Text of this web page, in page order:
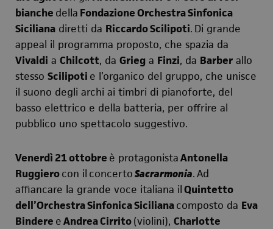
bianche della Fondazione Orchestra Sinfonica
Siciliana diretti da Riccardo Scilipoti. Di grande
appeal il programma proposto, che spazia da
Vivaldi a Chilcott, da Grieg a Finzi, da Barber allo
stesso Scilipoti e l’organico del gruppo, che unisce
il suono degli archi ai timbri di pianoforte, del
basso elettrico e della batteria, per offrire al
pubblico uno spettacolo suggestivo.
Venerdì 21 ottobre è protagonistaAntonella
Ruggierocon il concertoSacrarmonia.Ad
affiancare la grande voce italiana ilQuintetto
dell’Orchestra Sinfonica Sicilianacomposto da Eva
Bindere eAndrea Cirrito(violini), Charlotte